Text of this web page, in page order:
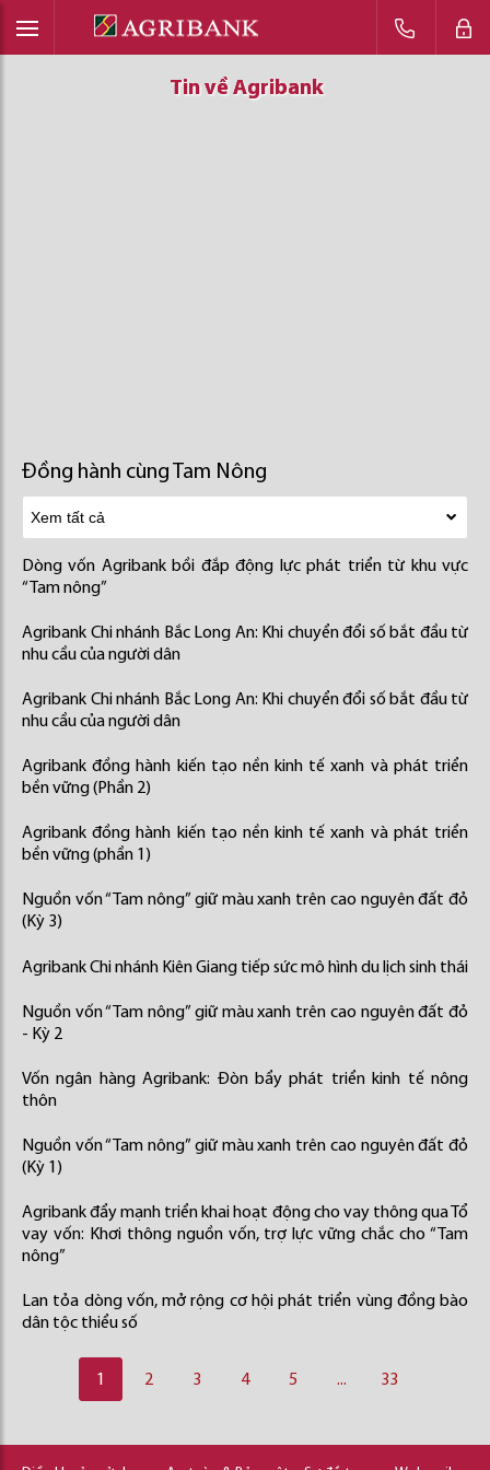
Tin về Agribank
Tin về Agribank
Tin về Agribank
Đồng hành cùng Tam Nông
Dòng vốn Agribank bồi đắp động lực phát triển từ khu vực
“Tam nông”
Agribank Chi nhánh Bắc Long An: Khi chuyển đổi số bắt đầu từ
nhu cầu của người dân
Agribank Chi nhánh Bắc Long An: Khi chuyển đổi số bắt đầu từ
nhu cầu của người dân
Agribank đồng hành kiến tạo nền kinh tế xanh và phát triển
bền vững (Phần 2)
Agribank đồng hành kiến tạo nền kinh tế xanh và phát triển
bền vững (phần 1)
Nguồn vốn “Tam nông” giữ màu xanh trên cao nguyên đất đỏ
(Kỳ 3)
Agribank Chi nhánh Kiên Giang tiếp sức mô hình du lịch sinh thái
Nguồn vốn “Tam nông” giữ màu xanh trên cao nguyên đất đỏ
- Kỳ 2
Vốn ngân hàng Agribank: Đòn bẩy phát triển kinh tế nông
thôn
Nguồn vốn “Tam nông” giữ màu xanh trên cao nguyên đất đỏ
(Kỳ 1)
Agribank đẩy mạnh triển khai hoạt động cho vay thông qua Tổ
vay vốn: Khơi thông nguồn vốn, trợ lực vững chắc cho “Tam
nông”
Lan tỏa dòng vốn, mở rộng cơ hội phát triển vùng đồng bào
dân tộc thiểu số
1 2 3 4 5 ... 33